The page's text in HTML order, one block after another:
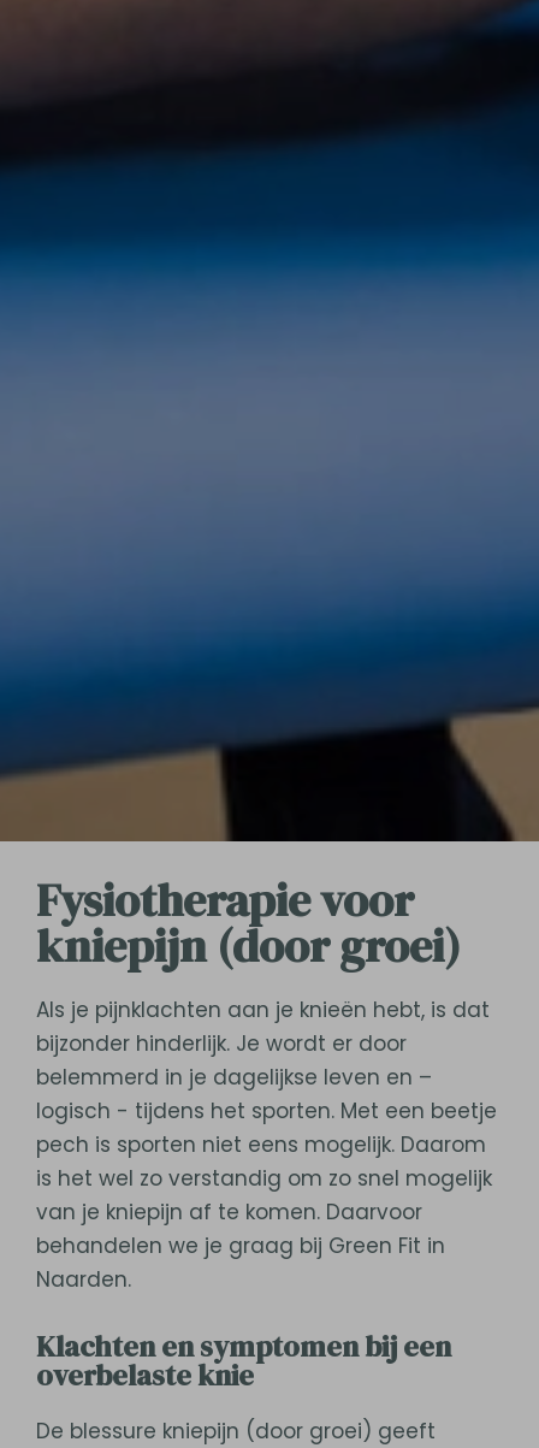
Fysiotherapie voor
kniepijn (door groei)
Als je pijnklachten aan je knieën hebt, is dat
bijzonder hinderlijk. Je wordt er door
belemmerd in je dagelijkse leven en –
logisch - tijdens het sporten. Met een beetje
pech is sporten niet eens mogelijk. Daarom
is het wel zo verstandig om zo snel mogelijk
van je kniepijn af te komen. Daarvoor
behandelen we je graag bij Green Fit in
Naarden.
Klachten en symptomen bij een
overbelaste knie
De blessure kniepijn (door groei) geeft